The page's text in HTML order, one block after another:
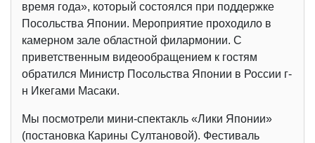
время года», который состоялся при поддержке
Посольства Японии. Мероприятие проходило в
камерном зале областной филармонии. С
приветственным видеообращением к гостям
обратился Министр Посольства Японии в России г-
н Икегами Масаки.
Мы посмотрели мини-спектакль «Лики Японии»
(постановка Карины Султановой). Фестиваль